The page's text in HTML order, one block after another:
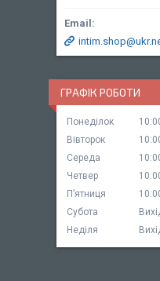
ГРАФІК РОБОТИ
Понеділок
Вівторок
Середа
Четвер
Пʼятниця
Субота
Неділя